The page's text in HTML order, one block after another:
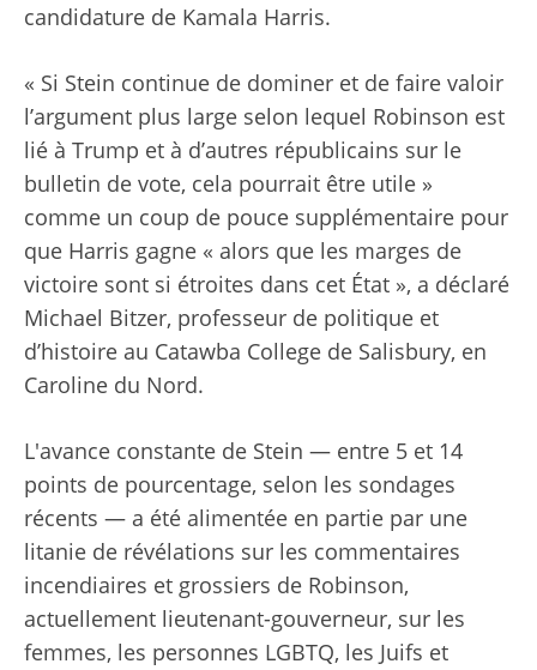
candidature de Kamala Harris.
« Si Stein continue de dominer et de faire valoir
l’argument plus large selon lequel Robinson est
lié à Trump et à d’autres républicains sur le
bulletin de vote, cela pourrait être utile »
comme un coup de pouce supplémentaire pour
que Harris gagne « alors que les marges de
victoire sont si étroites dans cet État », a déclaré
Michael Bitzer, professeur de politique et
d’histoire au Catawba College de Salisbury, en
Caroline du Nord.
L'avance constante de Stein — entre 5 et 14
points de pourcentage, selon les sondages
récents — a été alimentée en partie par une
litanie de révélations sur les commentaires
incendiaires et grossiers de Robinson,
actuellement lieutenant-gouverneur, sur les
femmes, les personnes LGBTQ, les Juifs et